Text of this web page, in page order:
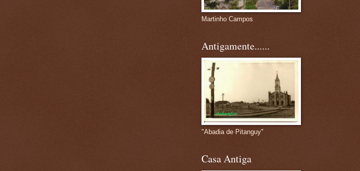
Martinho Campos
Antigamente......
"Abadia de Pitanguy"
Casa Antiga